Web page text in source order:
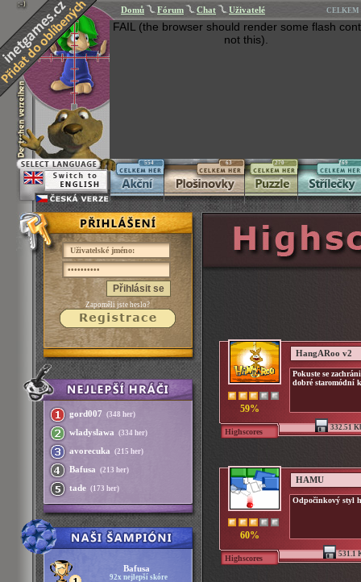
Domů Fórum Chat Uživatelé CELKEM
FAIL (the browser should render some flash
not this).
554 63 270 269
Přihlásit se
Zapoměli jste heslo?
gord007 (348 her)
wladyslawa (334 her)
avorecuka (215 her)
Bafusa (213 her)
tade (173 her)
Bafusa
92x nejlepší skóre
59%
HangARoo v2
Pokuste se
dobré staromódní
Highscores 332.51
60%
HAMU
Odpočinkový styl
Highscores 531.1